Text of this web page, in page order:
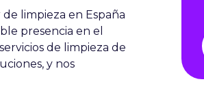
limpieza en España
presencia en el
de limpieza de
y nos